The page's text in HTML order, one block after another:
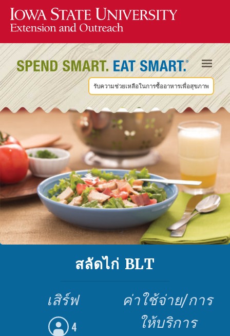
รับความช่วยเหลือในการซื้ออาหารเพื่อสุขภาพ
สลัดไก่ BLT
เสิร์ฟ
4
ค่าใช้จ่าย/การ
ให้บริการ